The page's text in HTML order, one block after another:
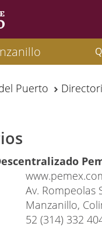
Puerto
Av. Rompeolas
Manzanillo,
52 (314) 332